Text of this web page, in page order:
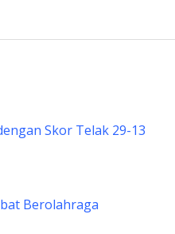
Skor Telak 29-13
Berolahraga